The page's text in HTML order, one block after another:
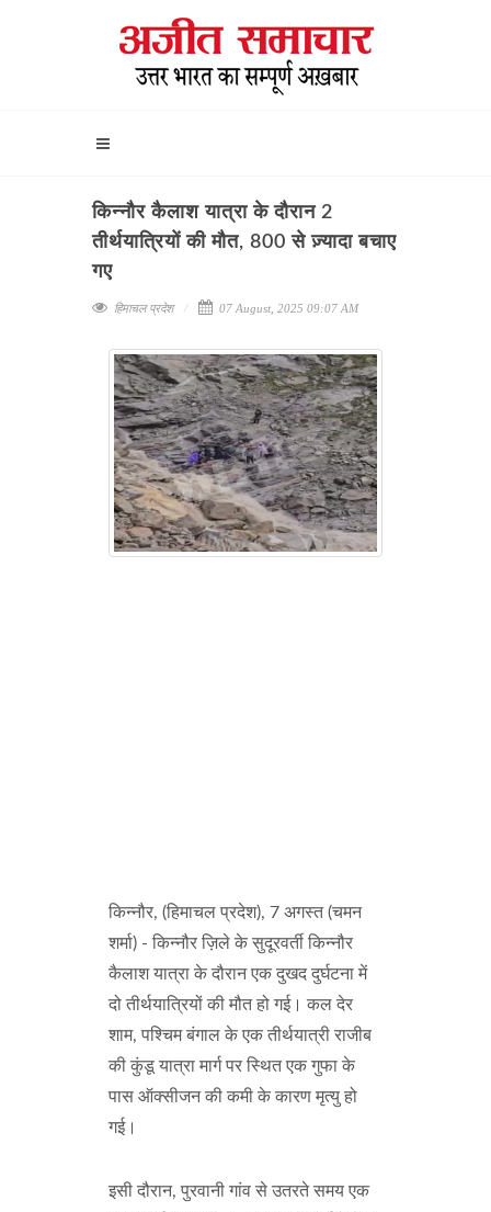
किन्नौर कैलाश यात्रा के दौरान 2
तीर्थयात्रियों की मौत, 800 से ज़्यादा बचाए
गए
हिमाचल प्रदेश 07 August, 2025 09:07 AM
किन्नौर, (हिमाचल प्रदेश), 7 अगस्त (चमन
शर्मा) - किन्नौर ज़िले के सुदूरवर्ती किन्नौर
कैलाश यात्रा के दौरान एक दुखद दुर्घटना में
दो तीर्थयात्रियों की मौत हो गई। कल देर
शाम, पश्चिम बंगाल के एक तीर्थयात्री राजीब
की कुंडू यात्रा मार्ग पर स्थित एक गुफा के
पास ऑक्सीजन की कमी के कारण मृत्यु हो
गई।
इसी दौरान, पुरवानी गांव से उतरते समय एक